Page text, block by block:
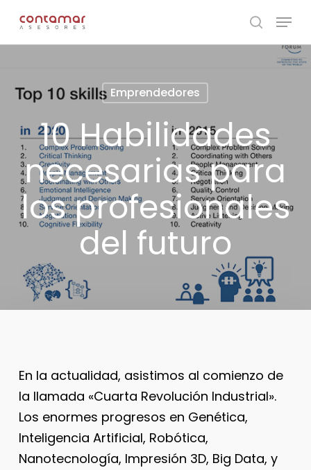
search
Menu
Emprendedores
10 Habilidades
necesarias para
los profesionales
del futuro
En la actualidad, asistimos al comienzo de
la llamada «Cuarta Revolución Industrial».
Los enormes progresos en Genética,
Inteligencia Artificial, Robótica,
Nanotecnología, Impresión 3D, Big Data, y